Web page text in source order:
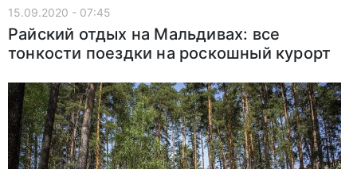
15.09.2020 - 07:45
Райский отдых на Мальдивах: все
тонкости поездки на роскошный курорт